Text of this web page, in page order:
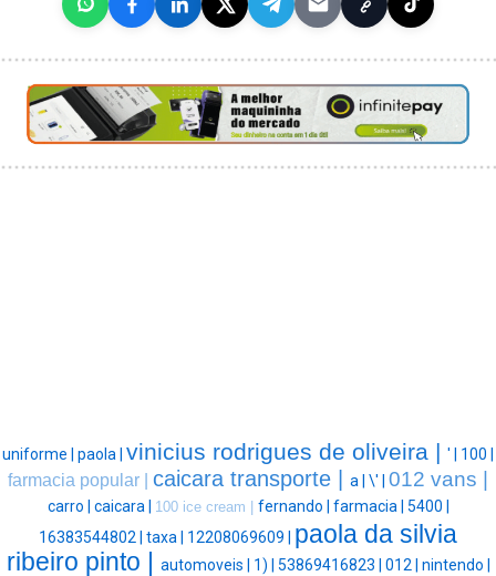
uniforme | paola | vinicius rodrigues de oliveira | ' | 100 |
farmacia popular | caicara transporte | a | \' | 012 vans |
carro | caicara | 100 ice cream | fernando | farmacia | 5400 |
16383544802 | taxa | 12208069609 | paola da silvia
ribeiro pinto | automoveis | 1) | 53869416823 | 012 | nintendo |